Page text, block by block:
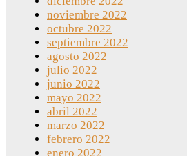
noviembre 2022
octubre 2022
septiembre 2022
agosto 2022
julio 2022
junio 2022
mayo 2022
abril 2022
marzo 2022
febrero 2022
enero 2022